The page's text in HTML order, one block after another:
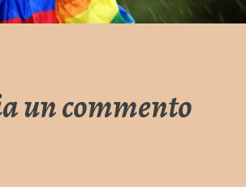
un commento